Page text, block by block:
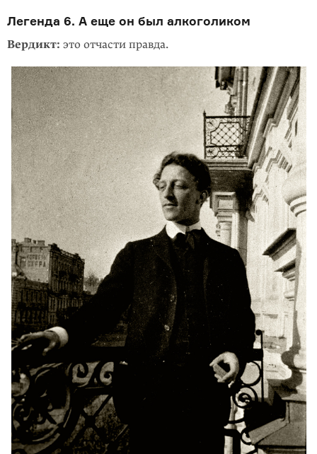
Легенда 6. А еще он был алкоголиком
Вердикт: это отчасти правда.